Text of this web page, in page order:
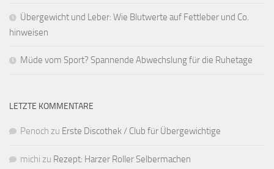
Übergewicht und Leber: Wie Blutwerte auf Fettleber und Co.
hinweisen
Müde vom Sport? Spannende Abwechslung für die Ruhetage
LETZTE KOMMENTARE
Penoch zu Erste Discothek / Club für Übergewichtige
michi zu Rezept: Harzer Roller Selbermachen